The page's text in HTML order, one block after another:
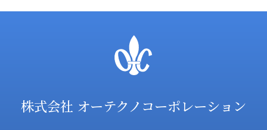
株式会社 オーテクノコーポレーション